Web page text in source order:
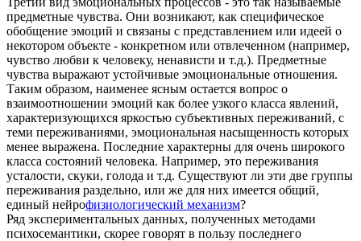
предметные чувства. Они возникают, как специфическое
обобщение эмоций и связаны с представлением или идеей о
некотором объекте - конкретном или отвлеченном (например,
чувство любви к человеку, ненависти и т.д.). Предметные
чувства выражают устойчивые эмоциональные отношения.
Таким образом, наименее ясным остается вопрос о
взаимоотношении эмоций как более узкого класса явлений,
характеризующихся яркостью субъективных переживаний, с
теми переживаниями, эмоциональная насыщенность которых
менее выражена. Последние характерны для очень широкого
класса состояний человека. Например, это переживания
усталости, скуки, голода и т.д. Существуют ли эти две группы
переживания раздельно, или же для них имеется общий,
единый нейрофизиологический механизм?
Ряд экспериментальных данных, полученных методами
психосемантики, скорее говорят в пользу последнего